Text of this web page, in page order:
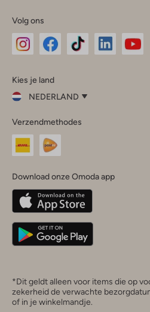
Volg ons
InstagramFacebook
Kies je land
NEDERLAND
je
land
Nederland
Belgique(Français)
Deutschland
Verzendmethodes
Download onze Omoda app
*Dit geldt alleen voor items die op
zekerheid de verwachte
of in je winkelmandje.